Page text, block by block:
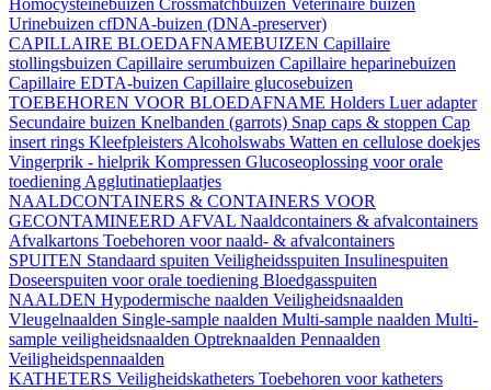
Homocysteinebuizen Crossmatchbuizen Veterinaire buizen
Urinebuizen cfDNA-buizen (DNA-preserver)
CAPILLAIRE BLOEDAFNAMEBUIZEN Capillaire
stollingsbuizen Capillaire serumbuizen Capillaire heparinebuizen
Capillaire EDTA-buizen Capillaire glucosebuizen
TOEBEHOREN VOOR BLOEDAFNAME Holders Luer adapter
Secundaire buizen Knelbanden (garrots) Snap caps & stoppen Cap
insert rings Kleefpleisters Alcoholswabs Watten en cellulose doekjes
Vingerprik - hielprik Kompressen Glucoseoplossing voor orale
toediening Agglutinatieplaatjes
NAALDCONTAINERS & CONTAINERS VOOR
GECONTAMINEERD AFVAL Naaldcontainers & afvalcontainers
Afvalkartons Toebehoren voor naald- & afvalcontainers
SPUITEN Standaard spuiten Veiligheidsspuiten Insulinespuiten
Doseerspuiten voor orale toediening Bloedgasspuiten
NAALDEN Hypodermische naalden Veiligheidsnaalden
Vleugelnaalden Single-sample naalden Multi-sample naalden Multi-
sample veiligheidsnaalden Optreknaalden Pennaalden
Veiligheidspennaalden
KATHETERS Veiligheidskatheters Toebehoren voor katheters